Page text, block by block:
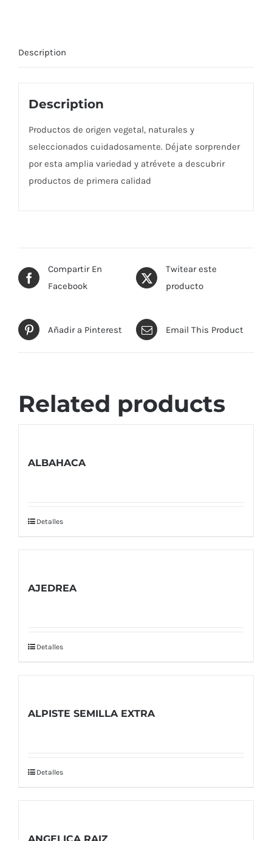
Description
Description
Productos de origen vegetal, naturales y
seleccionados cuidadosamente. Déjate sorprender
por esta amplia variedad y atrévete a descubrir
productos de primera calidad
Compartir En
Facebook
Twitear este
producto
Añadir a Pinterest Email This Product
Related products
ALBAHACA
Detalles
AJEDREA
Detalles
ALPISTE SEMILLA EXTRA
Detalles
ANGELICA RAIZ